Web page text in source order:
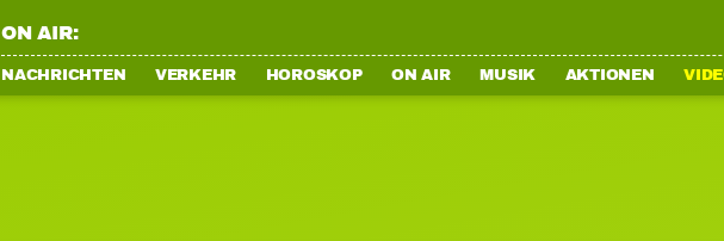
ON AIR:
NACHRICHTEN VERKEHR HOROSKOP ON AIR MUSIK AKTIONEN